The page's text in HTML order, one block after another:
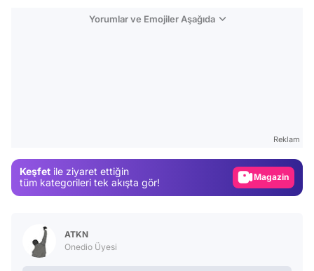
Yorumlar ve Emojiler Aşağıda
Reklam
Keşfet ile ziyaret ettiğin
tüm kategorileri tek akışta gör!
Magazin
ATKN
Onedio Üyesi